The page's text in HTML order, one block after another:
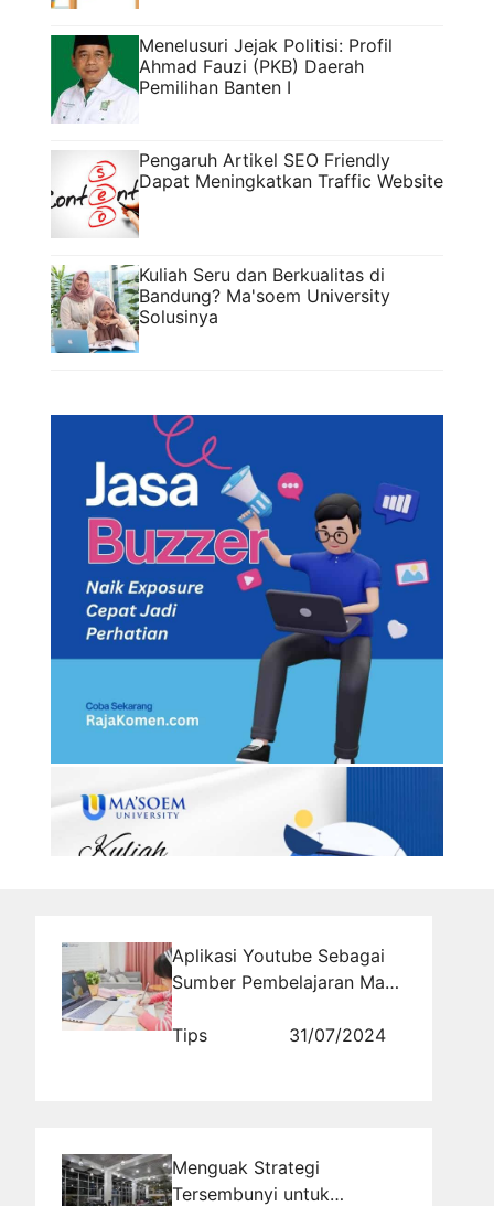
Menelusuri Jejak Politisi: Profil
Ahmad Fauzi (PKB) Daerah
Pemilihan Banten I
Pengaruh Artikel SEO Friendly
Dapat Meningkatkan Traffic Website
Kuliah Seru dan Berkualitas di
Bandung? Ma'soem University
Solusinya
Aplikasi Youtube Sebagai
Sumber Pembelajaran Masa
Tips
31/07/2024
Menguak Strategi
Tersembunyi untuk